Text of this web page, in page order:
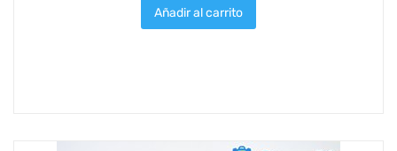
Añadir al carrito